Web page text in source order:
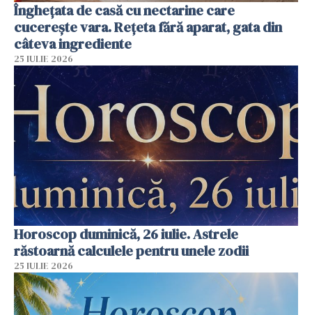
Înghețata de casă cu nectarine care
cucerește vara. Rețeta fără aparat, gata din
câteva ingrediente
25 IULIE 2026
Horoscop duminică, 26 iulie. Astrele
răstoarnă calculele pentru unele zodii
25 IULIE 2026